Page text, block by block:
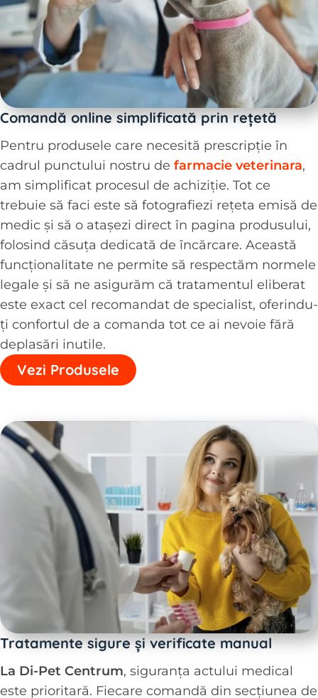
Comandă online simplificată prin rețetă
Pentru produsele care necesită prescripție în
cadrul punctului nostru de farmacie veterinara,
am simplificat procesul de achiziție. Tot ce
trebuie să faci este să fotografiezi rețeta emisă de
medic și să o atașezi direct în pagina produsului,
folosind căsuța dedicată de încărcare. Această
funcționalitate ne permite să respectăm normele
legale și să ne asigurăm că tratamentul eliberat
este exact cel recomandat de specialist, oferindu-
ți confortul de a comanda tot ce ai nevoie fără
deplasări inutile.
Vezi Produsele
Tratamente sigure și verificate manual
La Di-Pet Centrum, siguranța actului medical
este prioritară. Fiecare comandă din secțiunea de